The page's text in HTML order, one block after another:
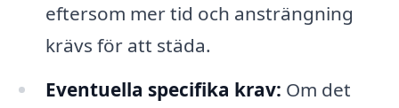
eftersom mer tid och ansträngning
krävs för att städa.
Eventuella specifika krav: Om det